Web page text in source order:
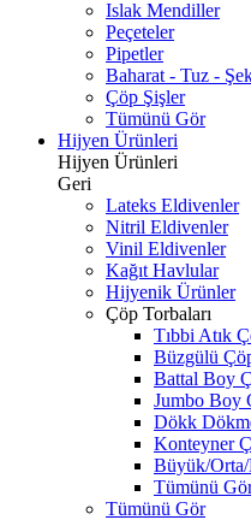
Islak Mendiller
Peçeteler
Pipetler
Baharat - Tuz -
Çöp Şişler
Tümünü Gör
Hijyen Ürünleri
Hijyen Ürünleri
Geri
Lateks Eldivenler
Nitril Eldivenler
Vinil Eldivenler
Kağıt Havlular
Hijyenik Ürünler
Çöp Torbaları
Tıbbi Atık
Büzgülü
Battal Boy
Jumbo Boy
Dökk
Konteyner
Büyük/Orta/
Tümünü
Tümünü Gör